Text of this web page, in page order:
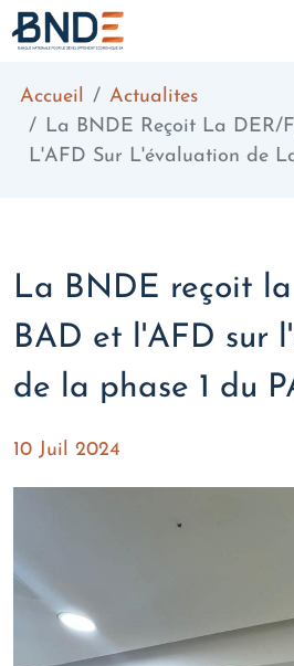
Aller au contenu principal
Accueil
Actualites
La BNDE Reçoit La DER/
L'AFD Sur L'évaluation de
La BNDE reçoit
BAD et l'AFD sur
de la phase 1 du
10 Juil 2024